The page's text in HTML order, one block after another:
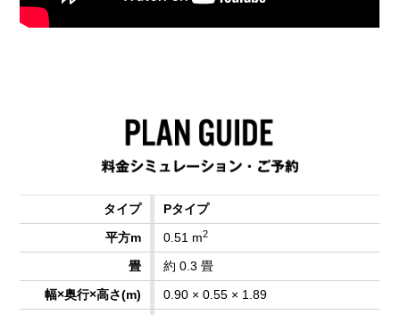
Pタイプ
0.51 m2
約 0.3 畳
0.90 × 0.55 × 1.89